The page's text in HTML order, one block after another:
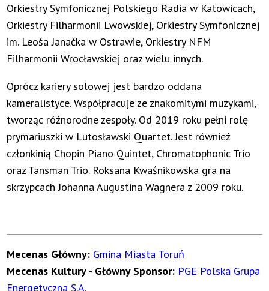
Orkiestry Symfonicznej Polskiego Radia w Katowicach,
Orkiestry Filharmonii Lwowskiej, Orkiestry Symfonicznej
im. Leoša Janačka w Ostrawie, Orkiestry NFM
Filharmonii Wrocławskiej oraz wielu innych.
Oprócz kariery solowej jest bardzo oddana
kameralistyce. Współpracuje ze znakomitymi muzykami,
tworząc różnorodne zespoły. Od 2019 roku pełni rolę
prymariuszki w Lutosławski Quartet. Jest również
członkinią Chopin Piano Quintet, Chromatophonic Trio
oraz Tansman Trio. Roksana Kwaśnikowska gra na
skrzypcach Johanna Augustina Wagnera z 2009 roku.
Mecenas Główny: Gmina Miasta Toruń
Mecenas Kultury - Główny Sponsor: PGE Polska Grupa
Energetyczna S.A.